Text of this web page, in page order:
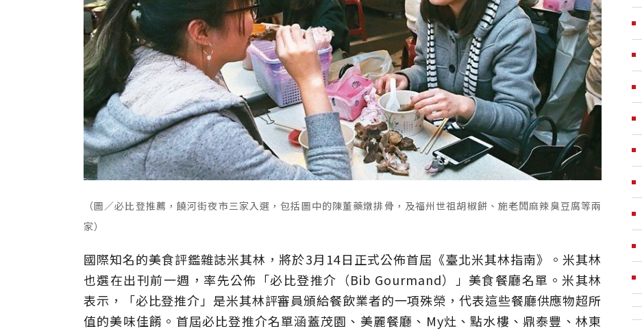
（圖／必比登推薦，饒河街夜市三家入選，包括圖中的陳董藥燉排骨，及福州世祖胡椒餅、施老闆麻辣臭豆腐等兩
家）
國際知名的美食評鑑雜誌米其林，將於3月14日正式公佈首屆《臺北米其林指南》。米其林
也選在出刊前一週，率先公佈「必比登推介（Bib Gourmand）」美食餐廳名單。米其林
表示，「必比登推介」是米其林評審員頒給餐飲業者的一項殊榮，代表這些餐廳供應物超所
值的美味佳餚。首屆必比登推介名單涵蓋茂園、美麗餐廳、My灶、點水樓、鼎泰豐、林東